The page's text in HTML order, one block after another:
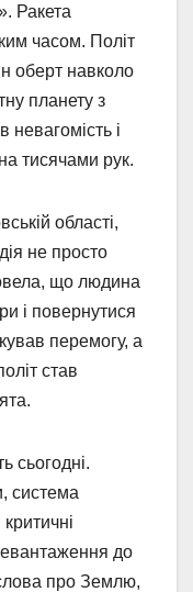
Ракета
часом. Політ
оберт навколо
планету з
невагомість і
тисячами рук.
області,
не просто
що людина
і повернутися
перемогу, а
став
сьогодні.
система
до
про Землю,